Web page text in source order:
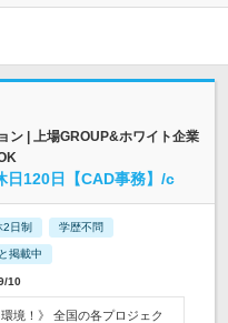
ン | 上場GROUP&ホワイト企業
120日【CAD事務】/c
2日制 学歴不問
掲載中
10
境！》 全国の各プロジェク